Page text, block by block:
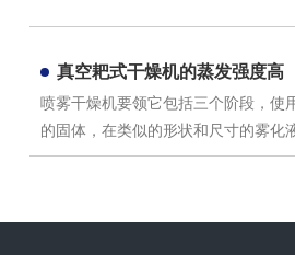
真空耙式干燥机的蒸发强度高
喷雾干燥机要领它包括三个阶段，使
的固体，在类似的形状和尺寸的雾化